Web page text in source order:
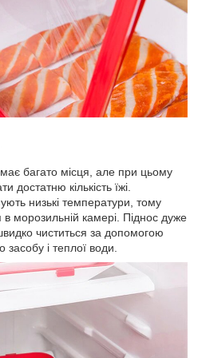
багато місця, але при цьому
достатню кількість їжі.
низькі температури, тому
морозильній камері. Піднос дуже
чиститься за допомогою
засобу і теплої води.